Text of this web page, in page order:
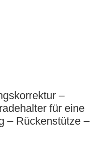
–
für eine
– Rückenstütze –